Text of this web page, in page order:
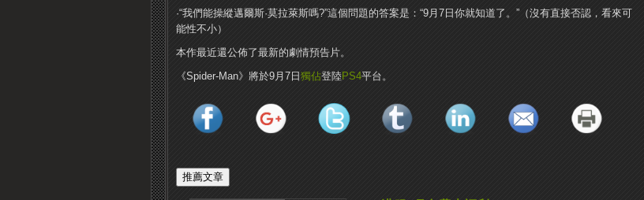
·“我們能操縱邁爾斯·莫拉萊斯嗎?”這個問題的答案是：“9月7日你就知道了。”（沒有直接否認，看來可
能性不小）
本作最近還公佈了最新的劇情預告片。
《Spider-Man》將於9月7日 獨佔登陸PS4平台。